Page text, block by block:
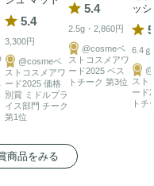
5.4
3,300円
@cosmeベ
ストコスメアワ
ード2025 価格
別賞 ミドルプラ
イス部門 チーク
第1位
5.4
2.5g・2,860円
@cosmeベ
ストコスメアワ
ード2025 ベス
トチーク 第3位
ッ
6.4
スト
ード
トチ
商品をみる